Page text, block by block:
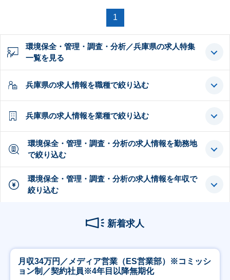
1
環境保全・管理・調査・分析／兵庫県の求人特集
一覧を見る
兵庫県の求人情報を職種で絞り込む
兵庫県の求人情報を業種で絞り込む
環境保全・管理・調査・分析の求人情報を勤務地
で絞り込む
環境保全・管理・調査・分析の求人情報を年収で
絞り込む
新着求人
月収34万円／メディア営業（ES営業部）※コミッシ
ョン制／契約社員※4年目以降無期化